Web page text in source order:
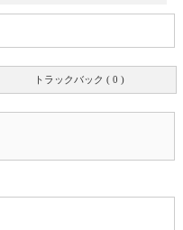
トラックバック ( 0 )